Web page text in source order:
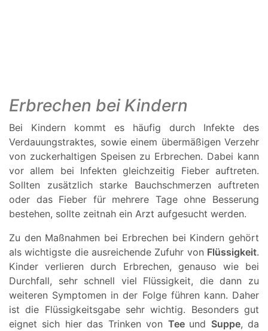
Erbrechen bei Kindern
Bei Kindern kommt es häufig durch Infekte des
Verdauungstraktes, sowie einem übermäßigen Verzehr
von zuckerhaltigen Speisen zu Erbrechen. Dabei kann
vor allem bei Infekten gleichzeitig Fieber auftreten.
Sollten zusätzlich starke Bauchschmerzen auftreten
oder das Fieber für mehrere Tage ohne Besserung
bestehen, sollte zeitnah ein Arzt aufgesucht werden.
Zu den Maßnahmen bei Erbrechen bei Kindern gehört
als wichtigste die ausreichende Zufuhr von Flüssigkeit.
Kinder verlieren durch Erbrechen, genauso wie bei
Durchfall, sehr schnell viel Flüssigkeit, die dann zu
weiteren Symptomen in der Folge führen kann. Daher
ist die Flüssigkeitsgabe sehr wichtig. Besonders gut
eignet sich hier das Trinken von Tee und Suppe, da